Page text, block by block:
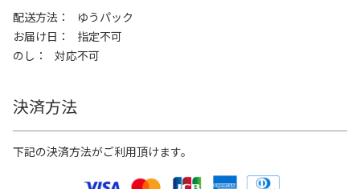
配送方法
ゆうパック
お届け日
指定不可
のし
対応不可
決済方法
下記の決済方法がご利用頂けます。